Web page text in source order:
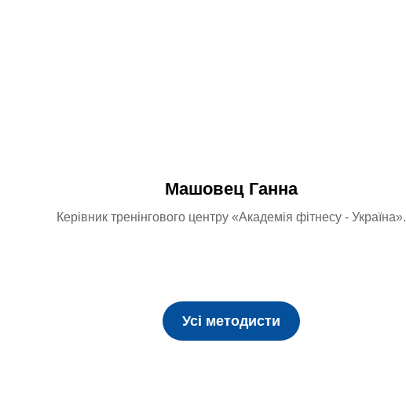
Машовец Ганна
Керівник тренінгового центру «Академія фітнесу - Україна».
Усі методисти